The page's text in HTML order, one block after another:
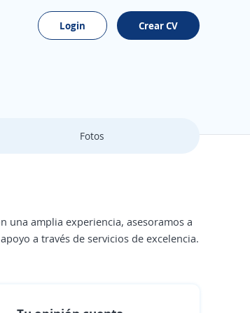
Login Crear CV
Fotos
una amplia experiencia, asesoramos a
a través de servicios de excelencia.